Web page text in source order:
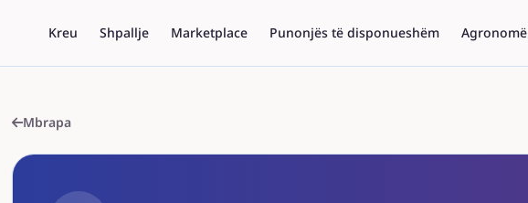
Kreu Shpallje Marketplace Punonjës të disponueshëm Agronomë
Mbrapa